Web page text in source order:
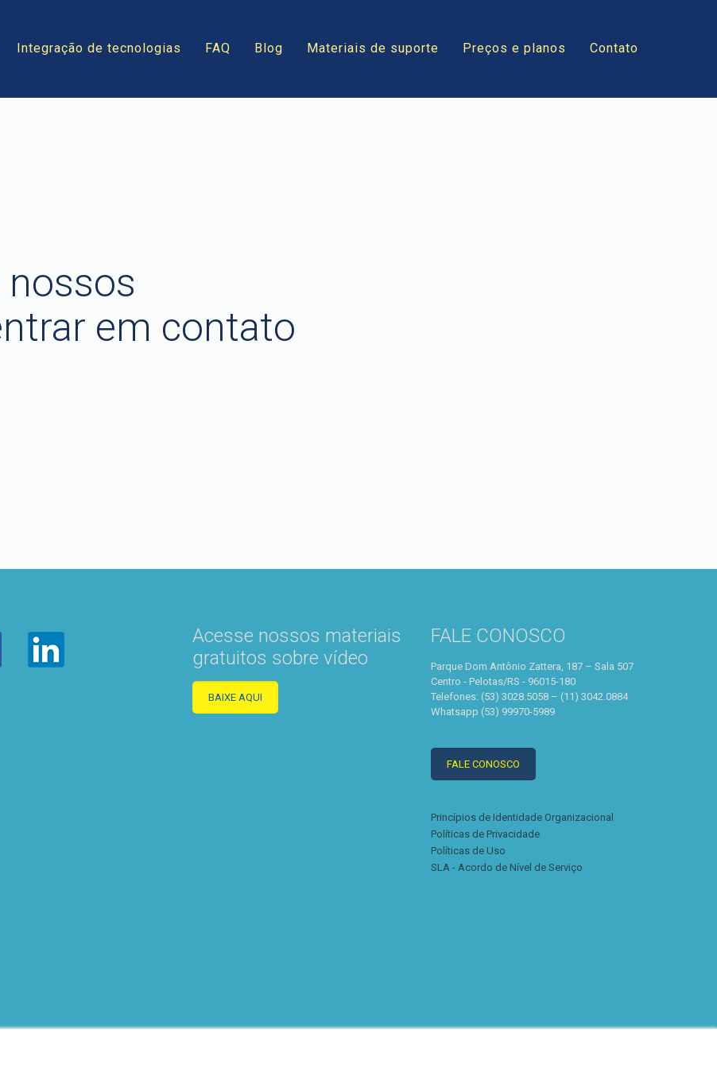
Integração de tecnologias FAQ Blog Materiais de suporte Preços e planos Contato
nossos
em contato
Acesse nossos materiais
gratuitos sobre vídeo
BAIXE AQUI
FALE CONOSCO
Parque Dom Antônio Zattera, 187 – Sala 507
Centro - Pelotas/RS - 96015-180
Telefones: (53) 3028.5058 – (11) 3042.0884
Whatsapp (53) 99970-5989
FALE CONOSCO
Princípios de Identidade Organizacional
Políticas de Privacidade
Políticas de Uso
SLA - Acordo de Nível de Serviço